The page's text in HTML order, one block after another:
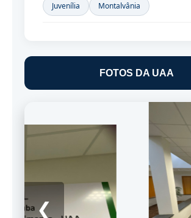
Juvenília Montalvânia
FOTOS DA UAA
❮